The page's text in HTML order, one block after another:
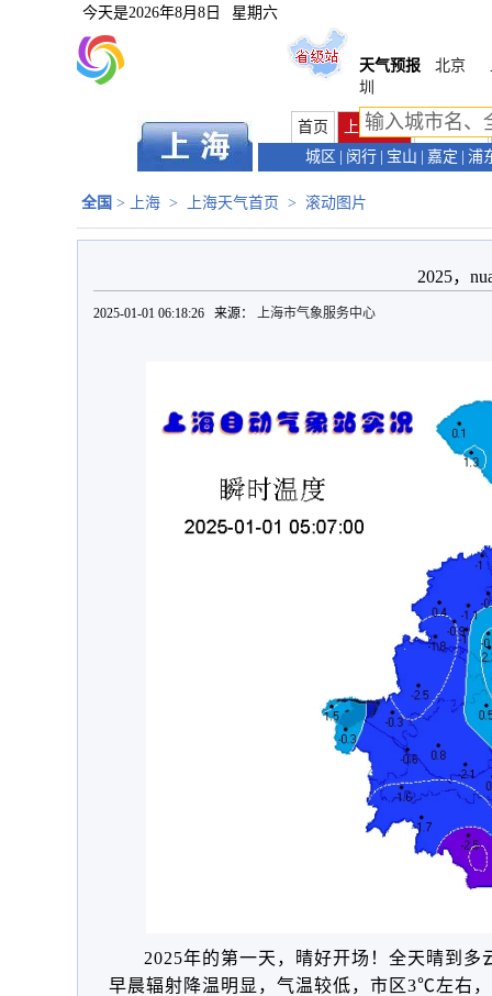
今天是2026年8月8日 星期六
天气预报 北京
圳
首页 上海首页
天气预报
城区
闵行 宝山 嘉定 浦
全国 > 上海 > 上海天气首页 > 滚动图片
2025，
2025-01-01 06:18:26 来源： 上海市气象服务中心
2025年的第一天，晴好开场！全天晴到
早晨辐射降温明显，气温较低，市区3℃左右